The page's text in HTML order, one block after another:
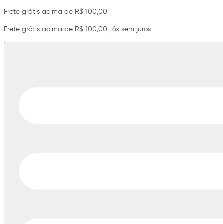
Frete grátis acima de R$ 100,00
Frete grátis acima de R$ 100,00 | 6x sem juros